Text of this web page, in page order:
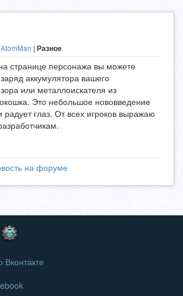
AtomMan | Разное
странице персонажа вы можете
аккумулятора вашего
или металлоискателя из
Это небольшое нововведение
радует глаз. От всех игроков выражаю
на форуме